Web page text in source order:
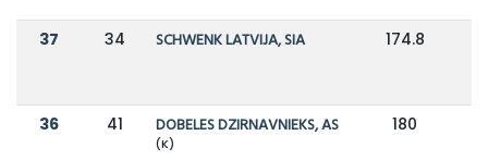
37 34 SCHWENK LATVIJA, SIA 174.8
36 41 DOBELES DZIRNAVNIEKS, AS
(K)
180